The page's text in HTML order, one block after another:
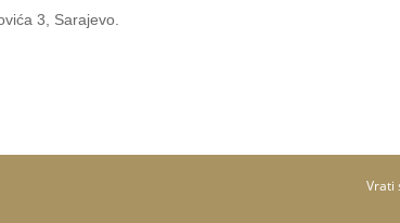
3, Sarajevo.
Vrati